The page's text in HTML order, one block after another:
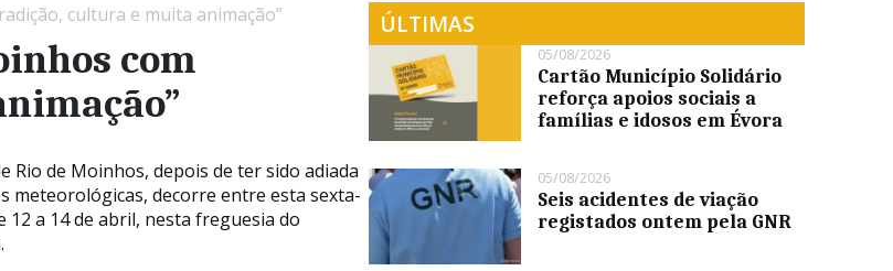
cultura e muita animação”
com
Rio de Moinhos, depois de ter sido adiada
meteorológicas, decorre entre esta sexta-
12 a 14 de abril, nesta freguesia do
ÚLTIMAS
05/08/2026
Cartão Município Solidário
reforça apoios sociais a
famílias e idosos em Évora
05/08/2026
Seis acidentes de viação
registados ontem pela GNR